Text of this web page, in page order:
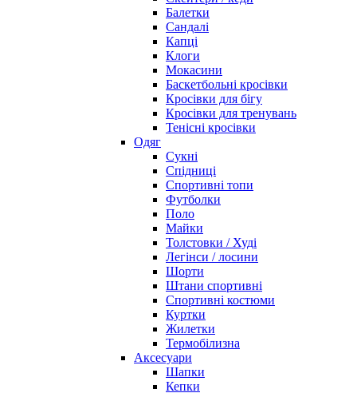
Балетки
Сандалі
Капці
Клоги
Мокасини
Баскетбольні кросівки
Кросівки для бігу
Кросівки для тренувань
Тенісні кросівки
Одяг
Сукні
Спідниці
Спортивні топи
Футболки
Поло
Майки
Толстовки / Худі
Легінси / лосини
Шорти
Штани спортивні
Спортивні костюми
Куртки
Жилетки
Термобілизна
Аксесуари
Шапки
Кепки